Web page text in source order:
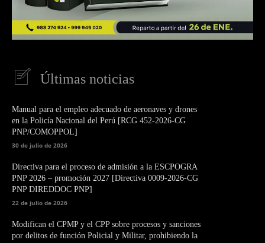
Últimas noticias
Manual para el empleo adecuado de aeronaves y drones
en la Policía Nacional del Perú [RCG 452-2026-CG
PNP/COMOPPOL]
30 de julio de 2026
Directiva para el proceso de admisión a la ESCPOGRA
PNP 2026 – promoción 2027 [Directiva 0009-2026-CG
PNP DIREDDOC PNP]
22 de julio de 2026
Modifican el CPMP y el CPP sobre procesos y sanciones
por delitos de función Policial y Militar, prohibiendo la